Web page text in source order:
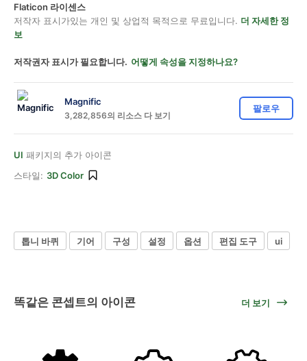
Flaticon 라이센스
저작자 표시가있는 개인 및 상업적 목적으로 무료입니다. 더 자세한 정
보
저작권자 표시가 필요합니다. 어떻게 속성을 지정하나요?
Magnific
3,282,856의 리소스 다 보기
팔로우
UI 패키지의 추가 아이콘
스타일: 3D Color
톱니 바퀴 기어 구성 설정 옵션 편집 도구 ui
똑같은 콘셉트의 아이콘 더 보기